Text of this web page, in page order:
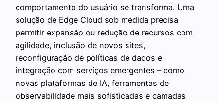
comportamento do usuário se transforma. Uma
solução de Edge Cloud sob medida precisa
permitir expansão ou redução de recursos com
agilidade, inclusão de novos sites,
reconfiguração de políticas de dados e
integração com serviços emergentes – como
novas plataformas de IA, ferramentas de
observabilidade mais sofisticadas e camadas